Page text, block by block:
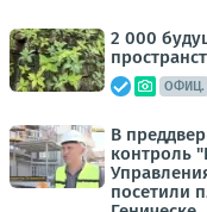
2 000
ОФИЦ.
В
контроль
посетили